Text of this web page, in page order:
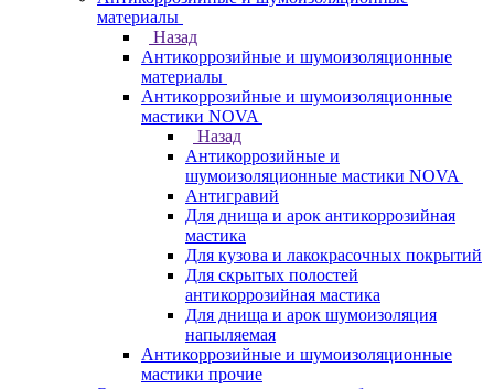
материалы
Назад
Антикоррозийные и шумоизоляционные
материалы
Антикоррозийные и шумоизоляционные
мастики NOVA
Назад
Антикоррозийные и
шумоизоляционные мастики NOVA
Антигравий
Для днища и арок антикоррозийная
мастика
Для кузова и лакокрасочных покрытий
Для скрытых полостей
антикоррозийная мастика
Для днища и арок шумоизоляция
напыляемая
Антикоррозийные и шумоизоляционные
мастики прочие